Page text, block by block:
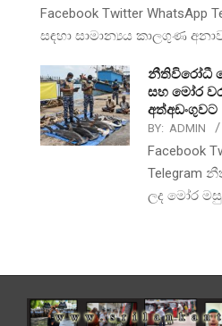
Facebook Twitter WhatsApp
සඳහා සාමාන්‍යය කාලගුණ
නීතිවිරෝධී
සහ මෝර
අත්අඩංගුවට
BY: ADMIN
Facebook
Telegram
ලද මෝර